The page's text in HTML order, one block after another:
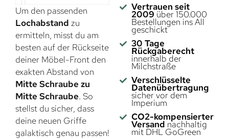
Um den passenden
Lochabstand zu
ermitteln, misst du am
besten auf der Rückseite
deiner Möbel-Front den
exakten Abstand von
Mitte Schraube zu
Mitte Schraube. So
stellst du sicher, dass
deine neuen Griffe
galaktisch genau passen!
Vertrauen seit
2009 über 150.000
Bestellungen ins All
geschickt
30 Tage
Rückgaberecht
innerhalb der
Milchstraße
Verschlüsselte
Datenübertragung
sicher vor dem
Imperium
CO2-kompensierter
Versand nachhaltig
mit DHL GoGreen